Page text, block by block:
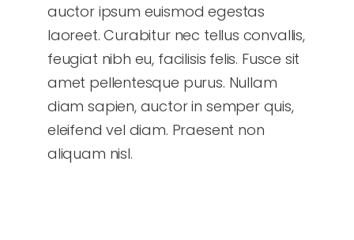
auctor ipsum euismod egestas
laoreet. Curabitur nec tellus convallis,
feugiat nibh eu, facilisis felis. Fusce sit
amet pellentesque purus. Nullam
diam sapien, auctor in semper quis,
eleifend vel diam. Praesent non
aliquam nisl.